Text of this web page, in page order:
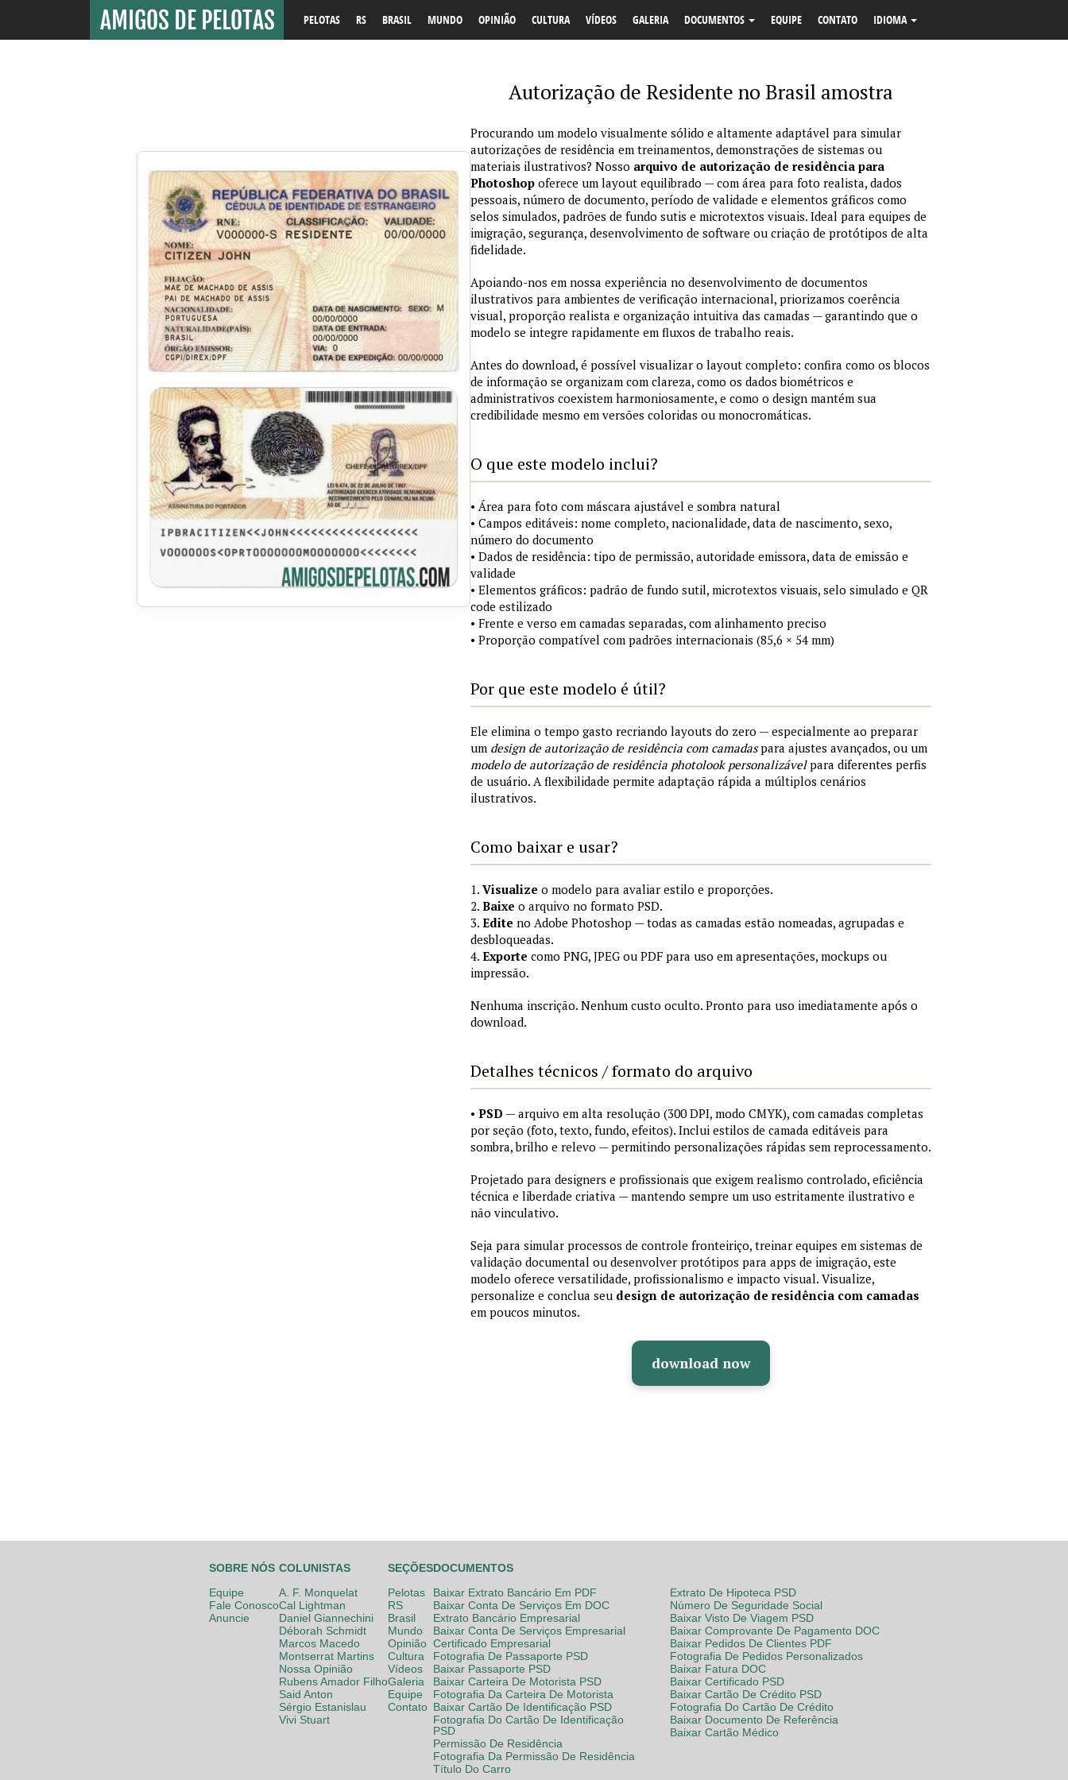
PELOTAS RS BRASIL MUNDO OPINIÃO CULTURA VÍDEOS GALERIA DOCUMENTOS EQUIPE CONTATO IDIOMA
Autorização de Residente no Brasil amostra
Procurando um modelo visualmente sólido e altamente adaptável para simular
autorizações de residência em treinamentos, demonstrações de sistemas ou
materiais ilustrativos? Nosso arquivo de autorização de residência para
Photoshop oferece um layout equilibrado — com área para foto realista, dados
pessoais, número de documento, período de validade e elementos gráficos como
selos simulados, padrões de fundo sutis e microtextos visuais. Ideal para equipes de
imigração, segurança, desenvolvimento de software ou criação de protótipos de alta
fidelidade.
Apoiando-nos em nossa experiência no desenvolvimento de documentos
ilustrativos para ambientes de verificação internacional, priorizamos coerência
visual, proporção realista e organização intuitiva das camadas — garantindo que o
modelo se integre rapidamente em fluxos de trabalho reais.
Antes do download, é possível visualizar o layout completo: confira como os blocos
de informação se organizam com clareza, como os dados biométricos e
administrativos coexistem harmoniosamente, e como o design mantém sua
credibilidade mesmo em versões coloridas ou monocromáticas.
O que este modelo inclui?
• Área para foto com máscara ajustável e sombra natural
• Campos editáveis: nome completo, nacionalidade, data de nascimento, sexo,
número do documento
• Dados de residência: tipo de permissão, autoridade emissora, data de emissão e
validade
• Elementos gráficos: padrão de fundo sutil, microtextos visuais, selo simulado e QR
code estilizado
• Frente e verso em camadas separadas, com alinhamento preciso
• Proporção compatível com padrões internacionais (85,6 × 54 mm)
Por que este modelo é útil?
Ele elimina o tempo gasto recriando layouts do zero — especialmente ao preparar
um design de autorização de residência com camadaspara ajustes avançados, ou um
modelo de autorização de residência photolook personalizávelpara diferentes perfis
de usuário. A flexibilidade permite adaptação rápida a múltiplos cenários
ilustrativos.
Como baixar e usar?
1. Visualize o modelo para avaliar estilo e proporções.
2. Baixe o arquivo no formato PSD.
3. Edite no Adobe Photoshop — todas as camadas estão nomeadas, agrupadas e
desbloqueadas.
4. Exporte como PNG, JPEG ou PDF para uso em apresentações, mockups ou
impressão.
Nenhuma inscrição. Nenhum custo oculto. Pronto para uso imediatamente após o
download.
Detalhes técnicos / formato do arquivo
• PSD — arquivo em alta resolução (300 DPI, modo CMYK), com camadas completas
por seção (foto, texto, fundo, efeitos). Inclui estilos de camada editáveis para
sombra, brilho e relevo — permitindo personalizações rápidas sem reprocessamento.
Projetado para designers e profissionais que exigem realismo controlado, eficiência
técnica e liberdade criativa — mantendo sempre um uso estritamente ilustrativo e
não vinculativo.
Seja para simular processos de controle fronteiriço, treinar equipes em sistemas de
validação documental ou desenvolver protótipos para apps de imigração, este
modelo oferece versatilidade, profissionalismo e impacto visual. Visualize,
personalize e conclua seu design de autorização de residência com camadas
em poucos minutos.
download now
SOBRE NÓS
Equipe
Fale Conosco
Anuncie
COLUNISTAS
A. F. Monquelat
Cal Lightman
Daniel Giannechini
Déborah Schmidt
Marcos Macedo
Montserrat Martins
Nossa Opinião
Rubens Amador Filho
Said Anton
Sérgio Estanislau
Vivi Stuart
SEÇÕES
Pelotas
RS
Brasil
Mundo
Opinião
Cultura
Vídeos
Galeria
Equipe
Contato
DOCUMENTOS
Baixar Extrato Bancário Em PDF
Baixar Conta De Serviços Em DOC
Extrato Bancário Empresarial
Baixar Conta De Serviços Empresarial
Certificado Empresarial
Fotografia De Passaporte PSD
Baixar Passaporte PSD
Baixar Carteira De Motorista PSD
Fotografia Da Carteira De Motorista
Baixar Cartão De Identificação PSD
Fotografia Do Cartão De Identificação
PSD
Permissão De Residência
Fotografia Da Permissão De Residência
Título Do Carro
Extrato De Hipoteca PSD
Número De Seguridade Social
Baixar Visto De Viagem PSD
Baixar Comprovante De Pagamento DOC
Baixar Pedidos De Clientes PDF
Fotografia De Pedidos Personalizados
Baixar Fatura DOC
Baixar Certificado PSD
Baixar Cartão De Crédito PSD
Fotografia Do Cartão De Crédito
Baixar Documento De Referência
Baixar Cartão Médico